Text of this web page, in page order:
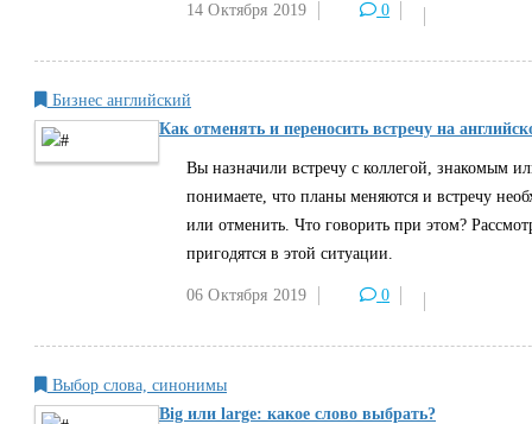
14 Октября 2019 0
Бизнес английский
Как отменять и переносить встречу на
Вы назначили встречу с коллегой, знакомым
понимаете, что планы меняются и встречу
или отменить. Что говорить при этом?
пригодятся в этой ситуации.
06 Октября 2019 0
Выбор слова, синонимы
Big или large: какое слово выбрать?